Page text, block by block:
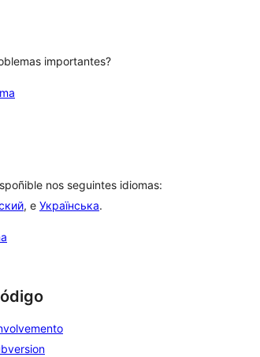
importantes?
nos seguintes idiomas:
, e Українська.